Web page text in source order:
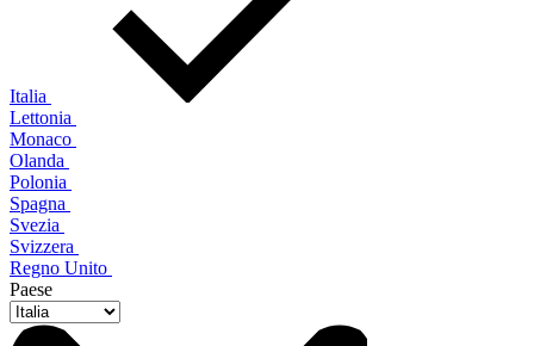
Italia
Lettonia
Monaco
Olanda
Polonia
Spagna
Svezia
Svizzera
Regno Unito
Paese